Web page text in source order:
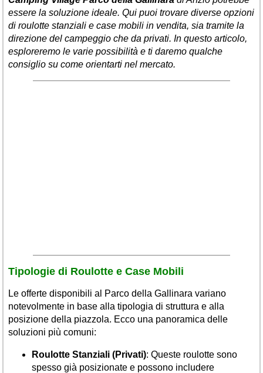
essere la soluzione ideale. Qui puoi trovare diverse opzioni
di roulotte stanziali e case mobili in vendita, sia tramite la
direzione del campeggio che da privati. In questo articolo,
esploreremo le varie possibilità e ti daremo qualche
consiglio su come orientarti nel mercato.
Tipologie di Roulotte e Case Mobili
Le offerte disponibili al Parco della Gallinara variano
notevolmente in base alla tipologia di struttura e alla
posizione della piazzola. Ecco una panoramica delle
soluzioni più comuni:
Roulotte Stanziali (Privati): Queste roulotte sono
spesso già posizionate e possono includere